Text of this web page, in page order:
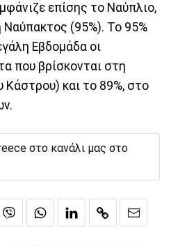
επίσης το Ναύπλιο,
Ναύπακτος (95%). Το 95%
Εβδομάδα οι
που βρίσκονται στη
και το 89%, στο
στο κανάλι μας στο